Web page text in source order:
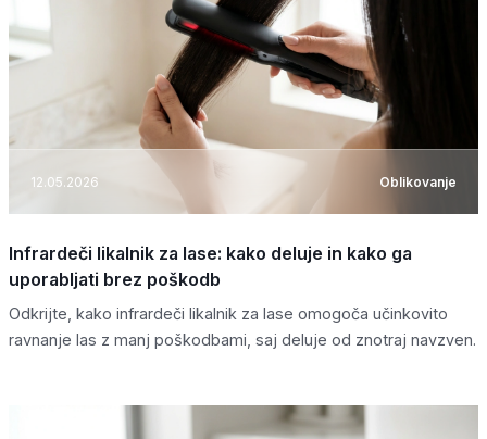
12.05.2026 Oblikovanje
Infrardeči likalnik za lase: kako deluje in kako ga
uporabljati brez poškodb
Odkrijte, kako infrardeči likalnik za lase omogoča učinkovito
ravnanje las z manj poškodbami, saj deluje od znotraj navzven.